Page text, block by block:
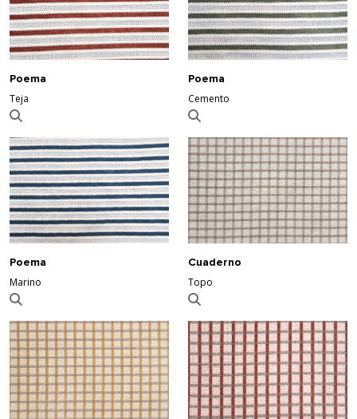
Poema
Teja
Poema
Cemento
Poema
Marino
Cuaderno
Topo